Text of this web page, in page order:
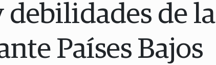
debilidades de la
Países Bajos